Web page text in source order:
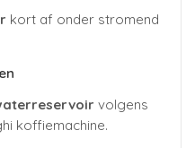
kort af onder stromend
volgens
koffiemachine.